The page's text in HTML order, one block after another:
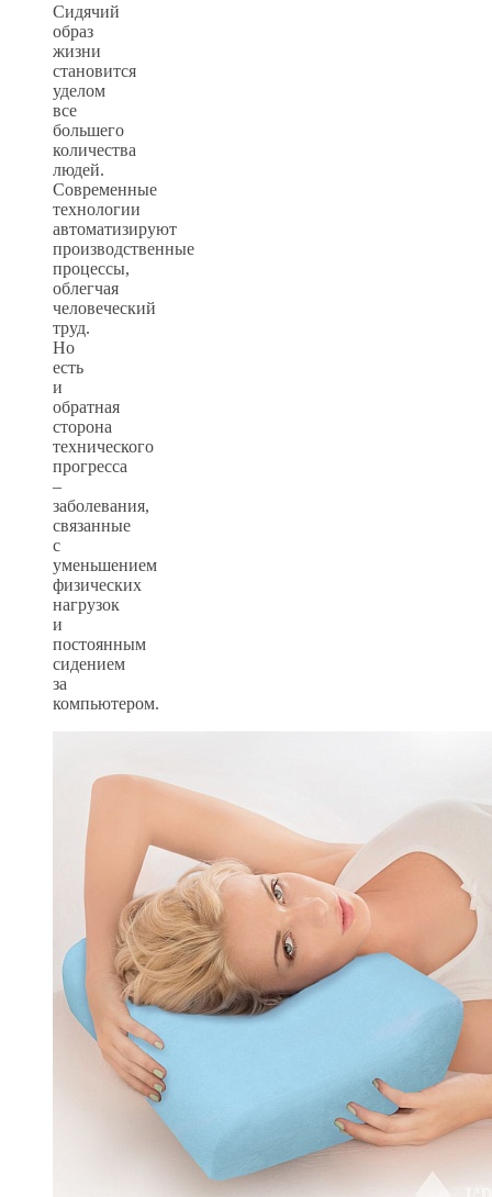
Сидячий
образ
жизни
становится
уделом
все
большего
количества
людей.
Современные
технологии
автоматизируют
производственные
процессы,
облегчая
человеческий
труд.
Но
есть
и
обратная
сторона
технического
прогресса
–
заболевания,
связанные
с
уменьшением
физических
нагрузок
и
постоянным
сидением
за
компьютером.